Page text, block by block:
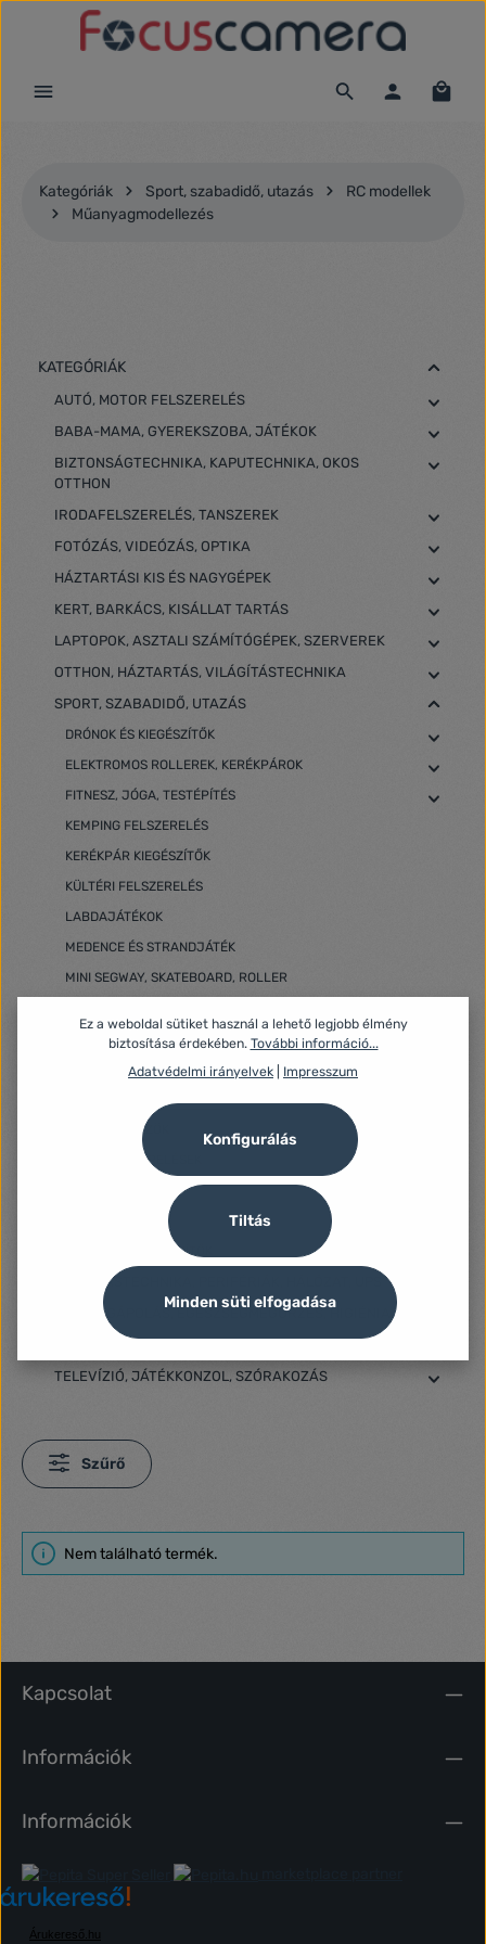
Ugrás a fő tartalomra
Kategóriák Sport, szabadidő, utazás
RC modellek
Műanyagmodellezés
KATEGÓRIÁK
AUTÓ, MOTOR FELSZERELÉS
BABA-MAMA, GYEREKSZOBA, JÁTÉKOK
BIZTONSÁGTECHNIKA, KAPUTECHNIKA, OKOS
OTTHON
IRODAFELSZERELÉS, TANSZEREK
FOTÓZÁS, VIDEÓZÁS, OPTIKA
HÁZTARTÁSI KIS ÉS NAGYGÉPEK
KERT, BARKÁCS, KISÁLLAT TARTÁS
LAPTOPOK, ASZTALI SZÁMÍTÓGÉPEK, SZERVEREK
OTTHON, HÁZTARTÁS, VILÁGÍTÁSTECHNIKA
SPORT, SZABADIDŐ, UTAZÁS
DRÓNOK ÉS KIEGÉSZÍTŐK
ELEKTROMOS ROLLEREK, KERÉKPÁROK
FITNESZ, JÓGA, TESTÉPÍTÉS
KEMPING FELSZERELÉS
KERÉKPÁR KIEGÉSZÍTŐK
KÜLTÉRI FELSZERELÉS
LABDAJÁTÉKOK
MEDENCE ÉS STRANDJÁTÉK
MINI SEGWAY, SKATEBOARD, ROLLER
FÖLDI ÉS LÉGI JÁRMŰVEK
FUNKCIONÁLIS MODELLEZÉS
SPORTESZKÖZÖK
TÚRA FELSZERELÉSEK
VADÁSZATI KIEGÉSZÍTŐK
SZÁMÍTÁSTECHNIKA, PERIFÉRIÁK, HÁLÓZAT, UPS
SZÉPSÉGÁPOLÁS, EGÉSZSÉGMEGŐRZÉS, HIGIÉNIA
TELEVÍZIÓ, JÁTÉKKONZOL, SZÓRAKOZÁS
Szűrő
Nem található termék.
Kapcsolat
Információk
Információk
Árukereső.hu
Ez a weboldal sütiket használ a lehető legjobb élmény
biztosítása érdekében. További információ...
Adatvédelmi irányelvek
Impresszum
Tiltás
Konfigurálás
Minden süti elfogadása